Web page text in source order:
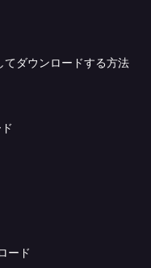
ダウンロードする方法
ード